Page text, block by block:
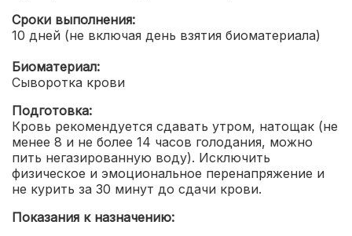
Сроки выполнения:
10 дней (не включая день взятия биоматериала)
Биоматериал:
Сыворотка крови
Подготовка:
Кровь рекомендуется сдавать утром, натощак (не
менее 8 и не более 14 часов голодания, можно
пить негазированную воду). Исключить
физическое и эмоциональное перенапряжение и
не курить за 30 минут до сдачи крови.
Показания к назначению: